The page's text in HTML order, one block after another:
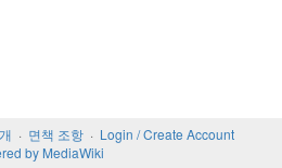
면책 조항
Login / Create Account
by MediaWiki